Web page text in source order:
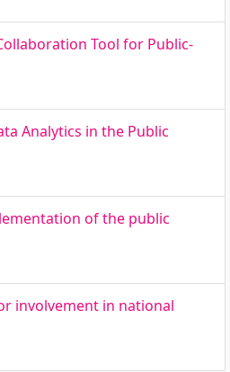
Tool for Public-
Analytics in the Public
of the public
involvement in national